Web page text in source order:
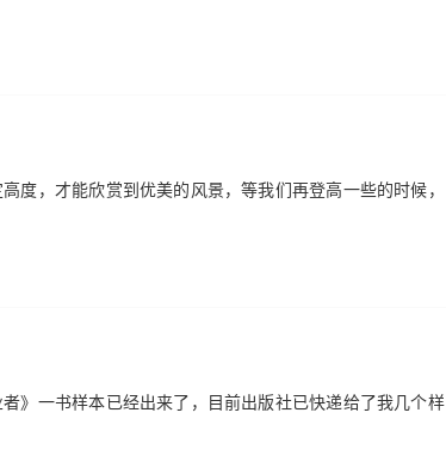
度，才能欣赏到优美的风景，等我们再登高一些的时候，
》一书样本已经出来了，目前出版社已快递给了我几个样